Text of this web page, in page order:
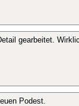
gearbeitet.
Podest.